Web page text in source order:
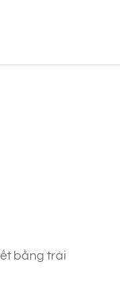
bằng trái